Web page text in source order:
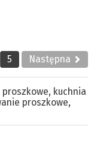
5 Następna
, kuchnia
proszkowe,